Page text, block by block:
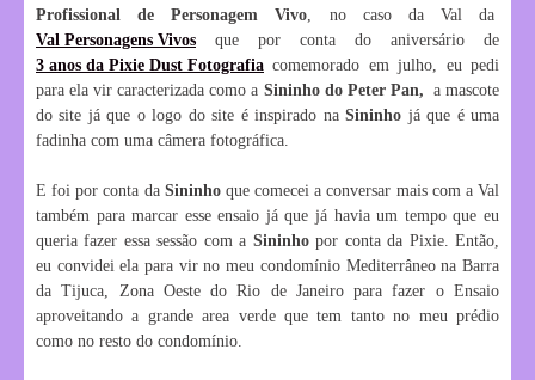
Profissional de Personagem Vivo, no caso da Val da
Val Personagens Vivos que por conta do aniversário de
3 anos da Pixie Dust Fotografia comemorado em julho, eu pedi
para ela vir caracterizada como a Sininho do Peter Pan, a mascote
do site já que o logo do site é inspirado naSininho já que é uma
fadinha com uma câmera fotográfica.
E foi por conta da Sininhoque comecei a conversar mais com a Val
também para marcar esse ensaio já que já havia um tempo que eu
queria fazer essa sessão com a Sininhopor conta da Pixie. Então,
eu convidei ela para vir no meu condomínio Mediterrâneo na Barra
da Tijuca, Zona Oeste do Rio de Janeiro para fazer o Ensaio
aproveitando a grande area verde que tem tanto no meu prédio
como no resto do condomínio.